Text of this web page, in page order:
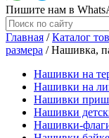
Пишите нам в
Главная /Каталог
размера /Нашивка,
Нашивки на
Нашивки на
Нашивки
Нашивки
Нашивки-